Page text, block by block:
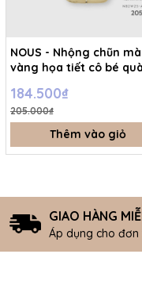
NOUS - Nhộng chũn
vàng họa tiết cô bé
184.500₫
205.000₫
Thêm vào giỏ
GIAO HÀNG
Áp dụng cho